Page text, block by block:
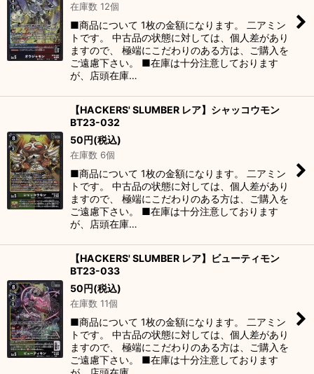
在庫数 12個
■商品について 1枚の金額になります。 二アミン
トです。 中古品の状態に対しては、個人差があり
ますので、 極端にこだわりのある方は、ご購入を
ご遠慮下さい。 ■在庫は十分注意しております
が、店頭在庫…
【HACKERS' SLUMBER レア】シャッコウモン
BT23-032
50円(税込)
在庫数 6個
■商品について 1枚の金額になります。 二アミン
トです。 中古品の状態に対しては、個人差があり
ますので、 極端にこだわりのある方は、ご購入を
ご遠慮下さい。 ■在庫は十分注意しております
が、店頭在庫…
【HACKERS' SLUMBER レア】ビューティモン
BT23-033
50円(税込)
在庫数 11個
■商品について 1枚の金額になります。 二アミン
トです。 中古品の状態に対しては、個人差があり
ますので、 極端にこだわりのある方は、ご購入を
ご遠慮下さい。 ■在庫は十分注意しております